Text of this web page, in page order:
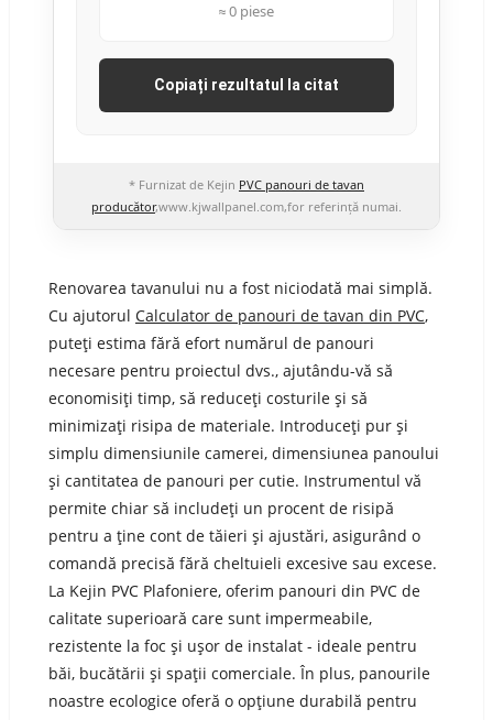
≈0 piese
Copiați rezultatul la citat
* Furnizat de Kejin PVC panouri de tavan
producător,www.kjwallpanel.com,for referință numai.
Renovarea tavanului nu a fost niciodată mai simplă.
Cu ajutorul Calculator de panouri de tavan din PVC,
puteți estima fără efort numărul de panouri
necesare pentru proiectul dvs., ajutându-vă să
economisiți timp, să reduceți costurile și să
minimizați risipa de materiale. Introduceți pur și
simplu dimensiunile camerei, dimensiunea panoului
și cantitatea de panouri per cutie. Instrumentul vă
permite chiar să includeți un procent de risipă
pentru a ține cont de tăieri și ajustări, asigurând o
comandă precisă fără cheltuieli excesive sau excese.
La Kejin PVC Plafoniere, oferim panouri din PVC de
calitate superioară care sunt impermeabile,
rezistente la foc și ușor de instalat - ideale pentru
băi, bucătării și spații comerciale. În plus, panourile
noastre ecologice oferă o opțiune durabilă pentru